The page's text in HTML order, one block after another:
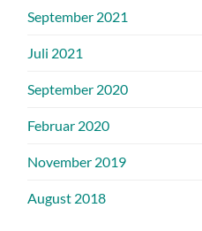
September 2021
Juli 2021
September 2020
Februar 2020
November 2019
August 2018